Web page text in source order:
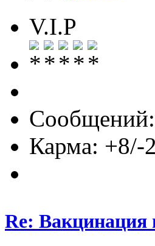
V.I.P
Карма: +8/-2
Re: Вакцинация